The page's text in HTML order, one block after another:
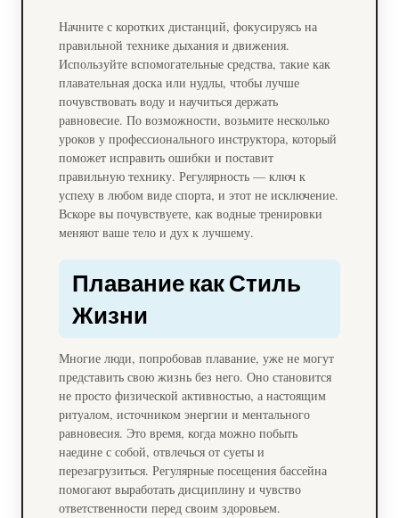
Начните с коротких дистанций, фокусируясь на
правильной технике дыхания и движения.
Используйте вспомогательные средства, такие как
плавательная доска или нудлы, чтобы лучше
почувствовать воду и научиться держать
равновесие. По возможности, возьмите несколько
уроков у профессионального инструктора, который
поможет исправить ошибки и поставит
правильную технику. Регулярность — ключ к
успеху в любом виде спорта, и этот не исключение.
Вскоре вы почувствуете, как водные тренировки
меняют ваше тело и дух к лучшему.
Плавание как Стиль
Жизни
Многие люди, попробовав плавание, уже не могут
представить свою жизнь без него. Оно становится
не просто физической активностью, а настоящим
ритуалом, источником энергии и ментального
равновесия. Это время, когда можно побыть
наедине с собой, отвлечься от суеты и
перезагрузиться. Регулярные посещения бассейна
помогают выработать дисциплину и чувство
ответственности перед своим здоровьем.